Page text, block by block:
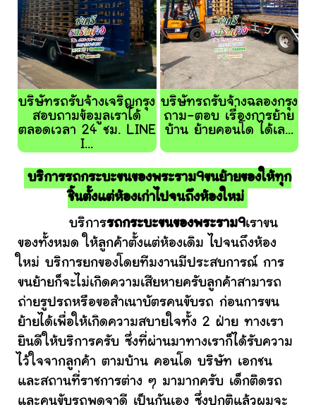
บริษัทรถรับจ้างเจริญกรุง
สอบถามข้อมูลเราได้
ตลอดเวลา 24 ชม. LINE
I...
บริษัทรถรับจ้างฉลองกรุง
ถาม-ตอบ เรื่องการย้าย
บ้าน ย้ายคอนโด ได้เล...
บริการรถกระบะขนของพระราม9ขนย้ายของให้ทุก
ชิ้นตั้งแต่ห้องเก่าไปจนถึงห้องใหม่
บริการรถกระบะขนของพระราม9เราขน
ของทั้งหมด ให้ลูกค้าตั้งแต่ห้องเดิม ไปจนถึงห้อง
ใหม่ บริการยกของโดยทีมงานมีประสบการณ์ การ
ขนย้ายก็จะไม่เกิดความเสียหายครับลูกค้าสามารถ
ถ่ายรูปรถหรือขอสำเนาบัตรคนขับรถ ก่อนการขน
ย้ายได้เพื่อให้เกิดความสบายใจทั้ง 2 ฝ่าย ทางเรา
ยินดีให้บริการครับ ซึ่งที่ผ่านมาทางเราก็ได้รับความ
ไว้ใจจากลูกค้า ตามบ้าน คอนโด บริษัท เอกชน
และสถานที่ราชการต่าง ๆ มามากครับ เด็กติดรถ
และคนขับรถพูดจาดี เป็นกันเอง ซึ่งปกติแล้วผมจะ